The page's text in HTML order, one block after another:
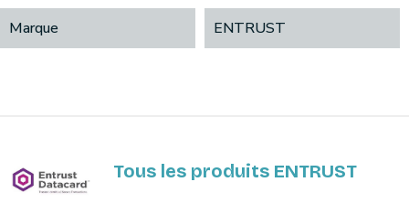
Marque ENTRUST
Tous les produits ENTRUST